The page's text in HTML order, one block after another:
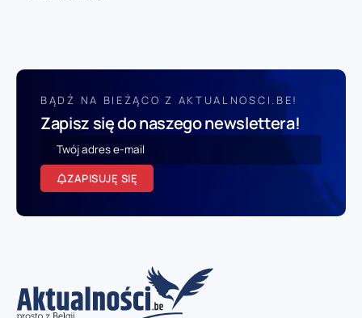
BĄDŹ NA BIEŻĄCO Z AKTUALNOSCI.BE!
Zapisz się do naszego newslettera!
ZAPISUJĘ SIĘ